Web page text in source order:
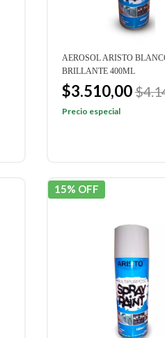
AEROSOL ARISTO
BRILLANTE 400ML
$3.510,00
Precio especial
15% OFF